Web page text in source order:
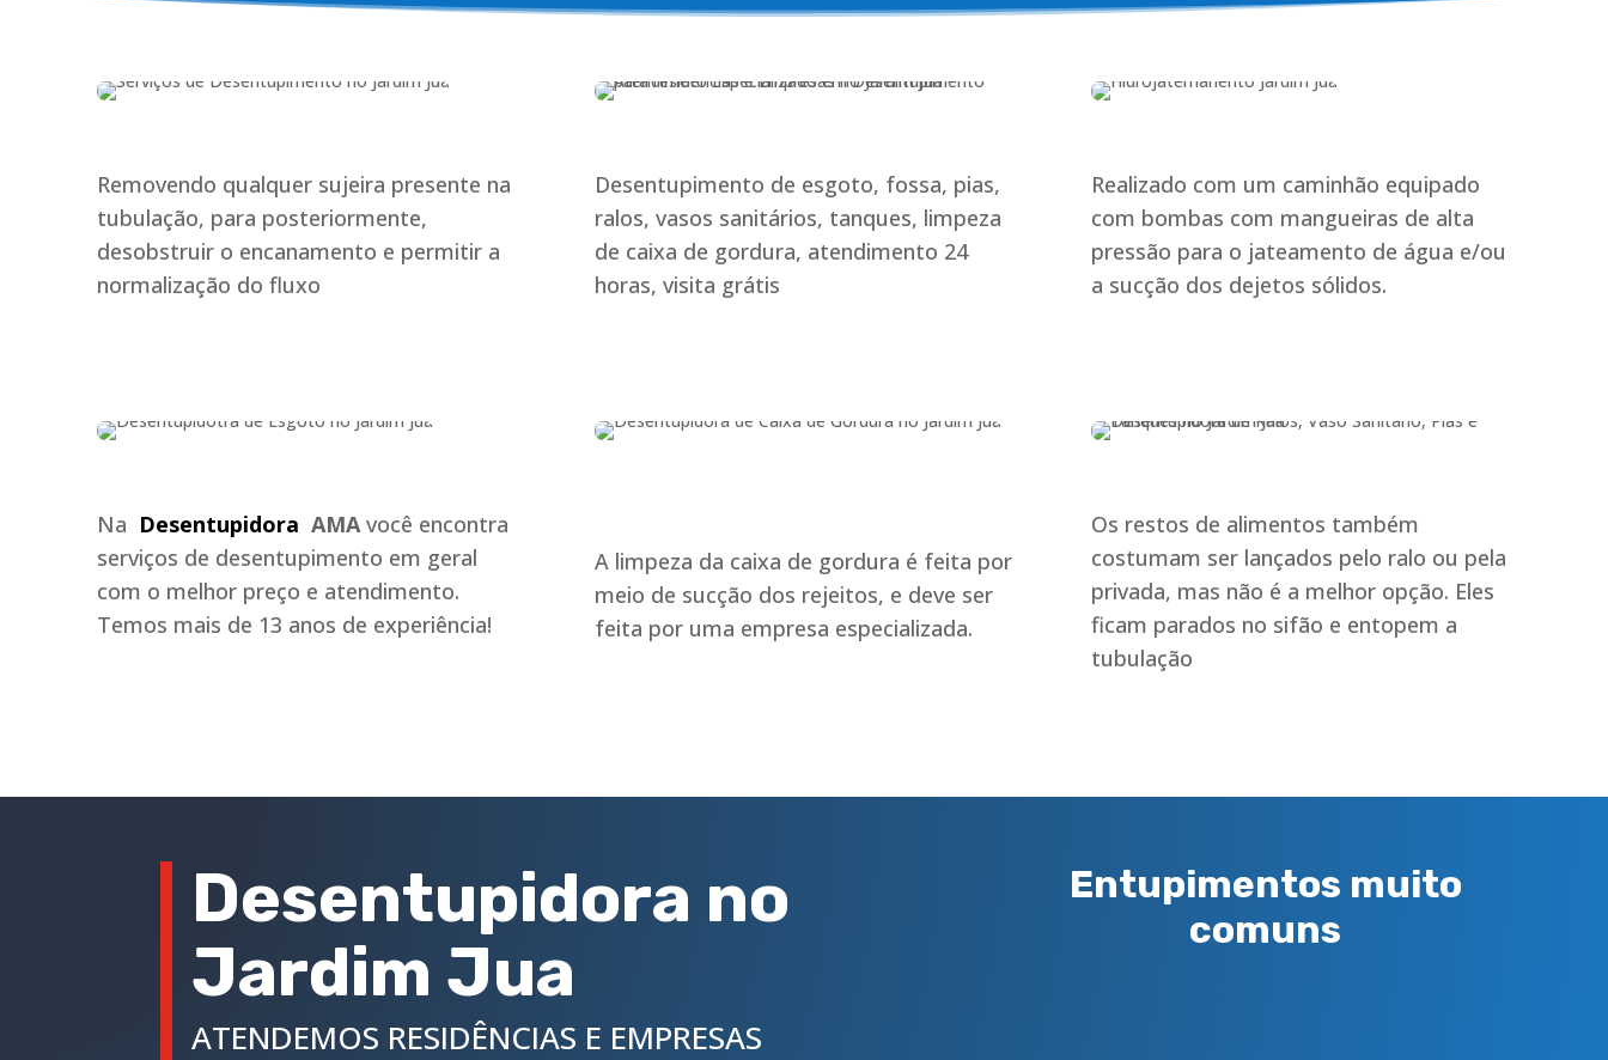
Removendo qualquer sujeira presente na
tubulação, para posteriormente,
desobstruir o encanamento e permitir a
normalização do fluxo
Na Desentupidora AMAvocê encontra
serviços de desentupimento em geral
com o melhor preço e atendimento.
Temos mais de 13 anos de experiência!
Desentupimento de esgoto, fossa, pias,
ralos, vasos sanitários, tanques, limpeza
de caixa de gordura, atendimento 24
horas, visita grátis
A limpeza da caixa de gordura é feita por
meio de sucção dos rejeitos, e deve ser
feita por uma empresa especializada.
Realizado com um caminhão equipado
com bombas com mangueiras de alta
pressão para o jateamento de água e/ou
a sucção dos dejetos sólidos.
Os restos de alimentos também
costumam ser lançados pelo ralo ou pela
privada, mas não é a melhor opção. Eles
ficam parados no sifão e entopem a
tubulação
Desentupidora no
Jardim Jua
ATENDEMOS RESIDÊNCIAS E EMPRESAS
Entupimentos muito
comuns